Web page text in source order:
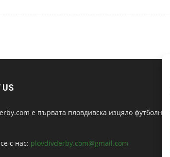
US
е първата пловдивска изцяло футболна
с нас: plovdivderby.com@gmail.com